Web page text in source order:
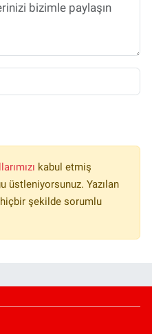
kabul etmiş
üstleniyorsunuz. Yazılan
şekilde sorumlu